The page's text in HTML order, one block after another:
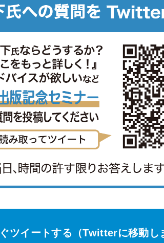
ツイートする（Twitterに移動し